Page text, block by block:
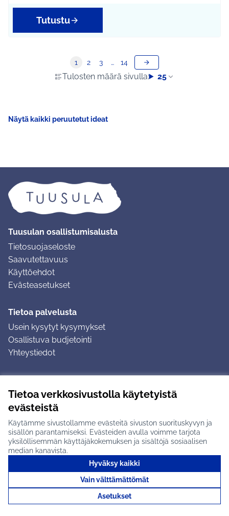
Tietoa verkkosivustolla käytetyistä
evästeistä
Käytämme sivustollamme evästeitä sivuston suorituskyvyn ja
sisällön parantamiseksi. Evästeiden avulla voimme tarjota
yksilöllisemmän käyttäjäkokemuksen ja sisältöjä sosiaalisen
median kanavista.
Hyväksy kaikki
Vain välttämättömät
Asetukset
Tutustu
Tulosten määrä sivulla: 25
1 2 3 … 14
Näytä kaikki peruutetut ideat
Tuusulan osallistumisalusta
Tietosuojaseloste
Saavutettavuus
Käyttöehdot
Evästeasetukset
Tietoa palvelusta
Usein kysytyt kysymykset
Osallistuva budjetointi
Yhteystiedot
Ohjeet kirjautumiseen
Ohjeet kommentin jättämiseen
Creative Commons -lisenssi
(Ulkoinen linkki)Verkkosivusto luotuvapaan ohjelmiston
Tuusulan osallistumisalusta X-palvelussa
(Ulkoinen linkki)